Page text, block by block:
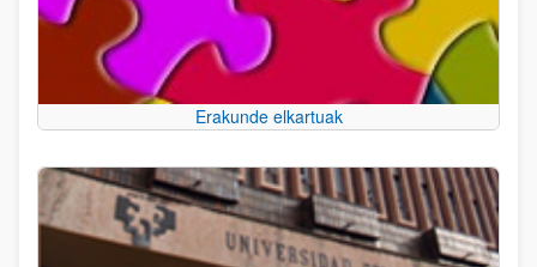
Erakunde elkartuak